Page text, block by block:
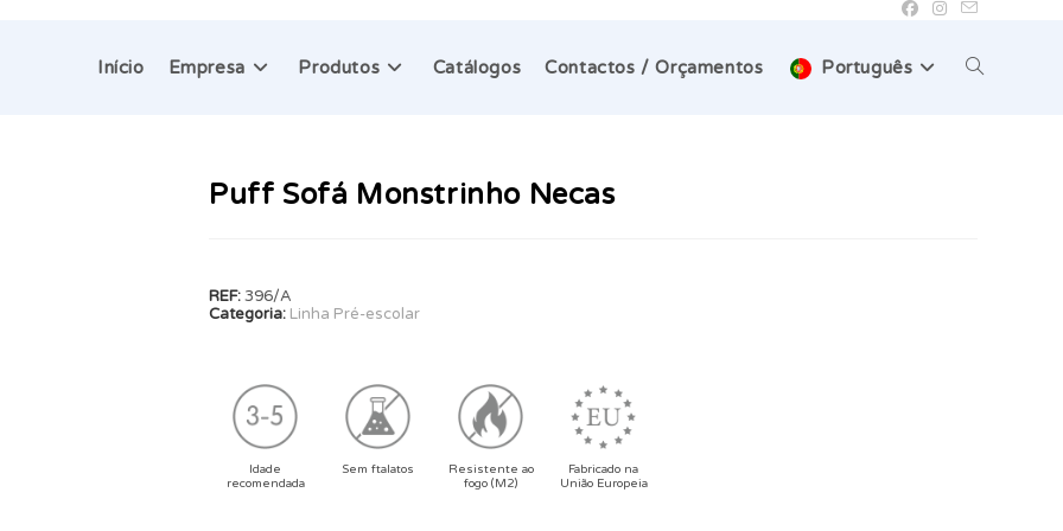
Início Empresa Produtos Catálogos Contactos / Orçamentos Português Toggle
Puff Sofá Monstrinho Necas
REF:396/A
Categoria: Linha Pré-escolar
Idade
recomendada
Sem ftalatos
Resistente ao
fogo (M2)
Fabricado na
União Europeia